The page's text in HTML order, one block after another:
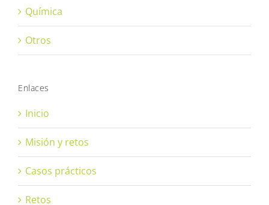
Química
Otros
Enlaces
Inicio
Misión y retos
Casos prácticos
Retos